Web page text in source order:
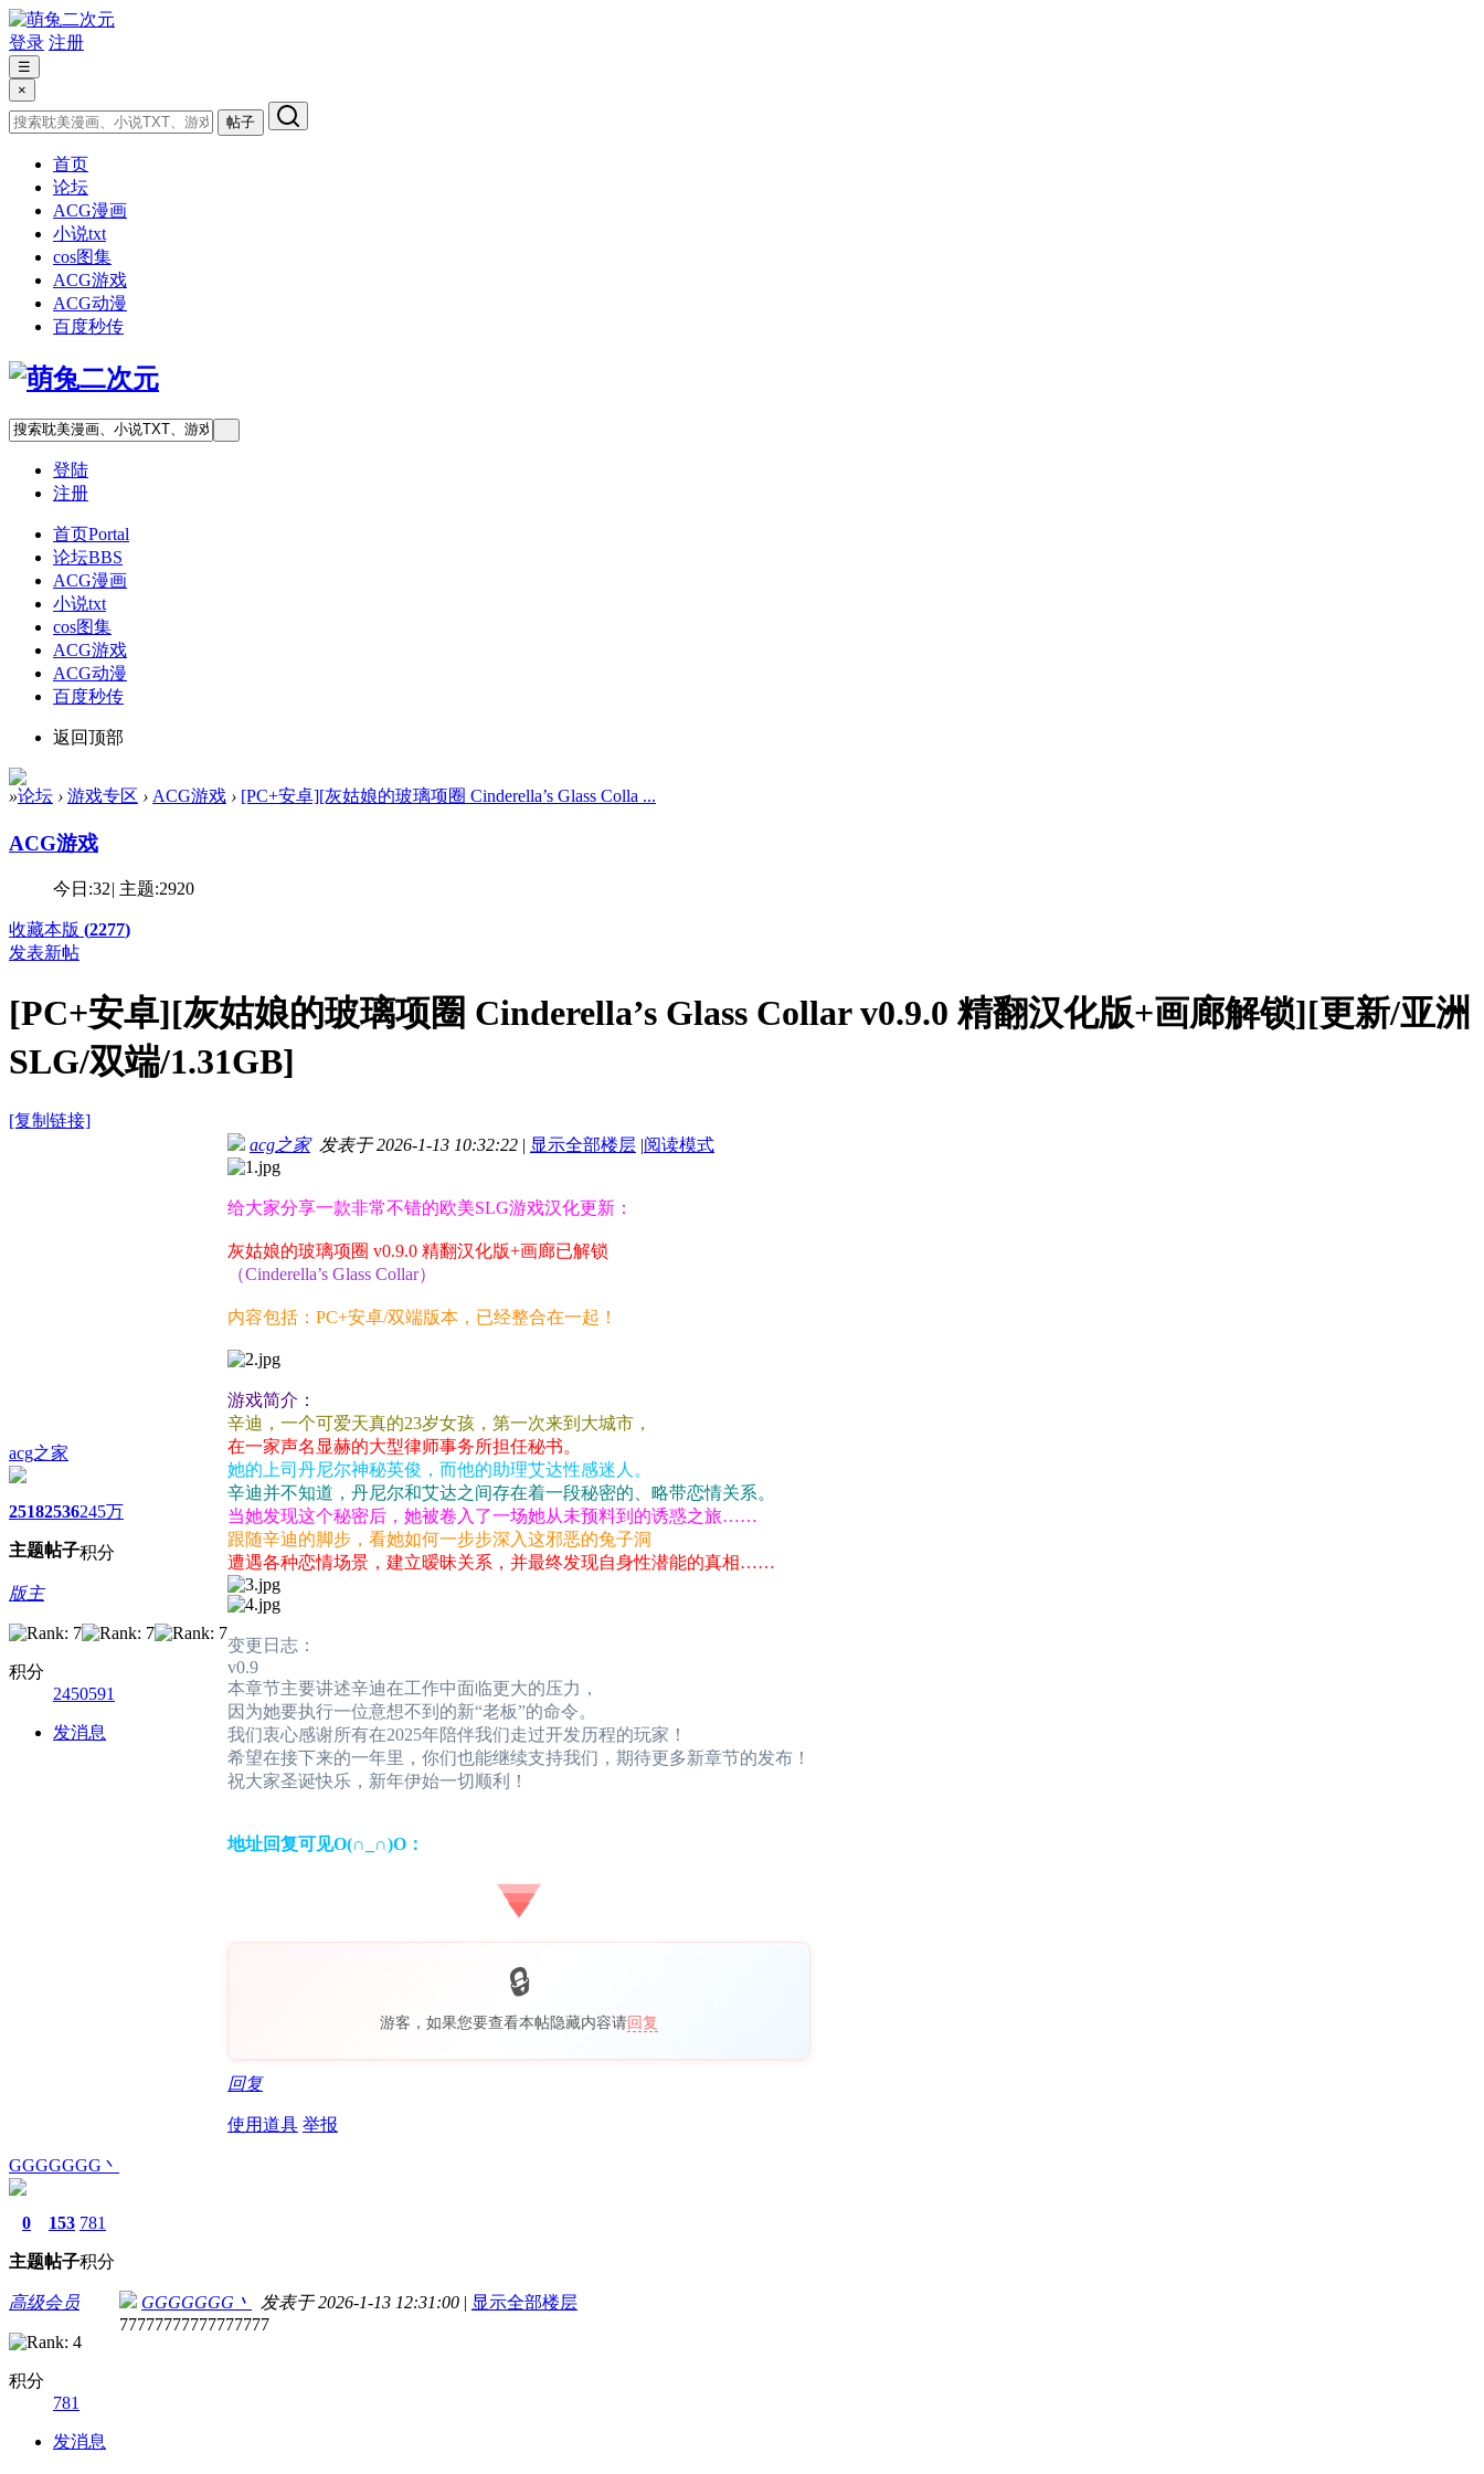
登录 注册
☰
×
帖子
首页
论坛
ACG漫画
小说txt
cos图集
ACG游戏
ACG动漫
百度秒传
登陆
注册
首页Portal
论坛BBS
ACG漫画
小说txt
cos图集
ACG游戏
ACG动漫
百度秒传
返回顶部
»论坛 › 游戏专区 › ACG游戏 › [PC+安卓][灰姑娘的玻璃项圈 Cinderella’s Glass Colla ...
ACG游戏
今日:32| 主题:2920
收藏本版 (2277)
发表新帖
[PC+安卓][灰姑娘的玻璃项圈 Cinderella’s Glass Collar v0.9.0 精翻汉化版+画廊解锁][更新/亚洲
SLG/双端/1.31GB]
[复制链接]
acg之家
2518
主题
2536
帖子
245万
积分
版主
积分
2450591
发消息
acg之家发表于 2026-1-13 10:32:22 | 显示全部楼层 |阅读模式
给大家分享一款非常不错的欧美SLG游戏汉化更新：
灰姑娘的玻璃项圈 v0.9.0 精翻汉化版+画廊已解锁
（Cinderella’s Glass Collar）
内容包括：PC+安卓/双端版本，已经整合在一起！
游戏简介：
辛迪，一个可爱天真的23岁女孩，第一次来到大城市，
在一家声名显赫的大型律师事务所担任秘书。
她的上司丹尼尔神秘英俊，而他的助理艾达性感迷人。
辛迪并不知道，丹尼尔和艾达之间存在着一段秘密的、略带恋情关系。
当她发现这个秘密后，她被卷入了一场她从未预料到的诱惑之旅……
跟随辛迪的脚步，看她如何一步步深入这邪恶的兔子洞
遭遇各种恋情场景，建立暧昧关系，并最终发现自身性潜能的真相……
变更日志：
v0.9
本章节主要讲述辛迪在工作中面临更大的压力，
因为她要执行一位意想不到的新“老板”的命令。
我们衷心感谢所有在2025年陪伴我们走过开发历程的玩家！
希望在接下来的一年里，你们也能继续支持我们，期待更多新章节的发布！
祝大家圣诞快乐，新年伊始一切顺利！
地址回复可见O(∩_∩)O：
游客，如果您要查看本帖隐藏内容请回复
回复
使用道具 举报
GGGGGGG丶
0
主题
153
帖子
781
积分
高级会员
积分
781
发消息
GGGGGGG丶 发表于 2026-1-13 12:31:00 | 显示全部楼层
77777777777777777